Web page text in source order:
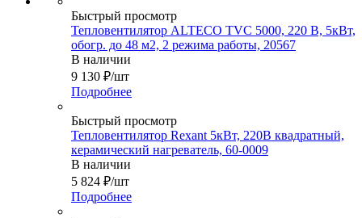
Быстрый просмотр
Тепловентилятор ALTECO TVC 5000, 220 В, 5кВт,
обогр. до 48 м2, 2 режима работы, 20567
В наличии
9 130 ₽/шт
Подробнее
Быстрый просмотр
Тепловентилятор Rexant 5кВт, 220В квадратный,
керамический нагреватель, 60-0009
В наличии
5 824 ₽/шт
Подробнее